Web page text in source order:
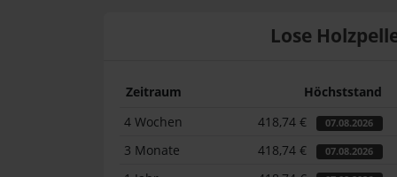
Lose
Zeitraum Höchststand
4 Wochen
418,74 € 07.08.2026
3 Monate 418,74 € 07.08.2026